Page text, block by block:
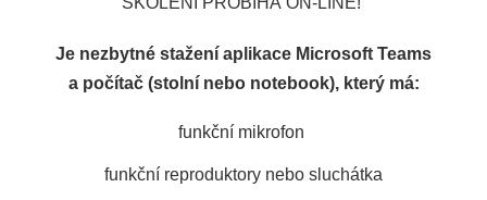
Je nezbytné stažení aplikace Microsoft Teams
a počítač (stolní nebo notebook), který má:
funkční mikrofon
funkční reproduktory nebo sluchátka